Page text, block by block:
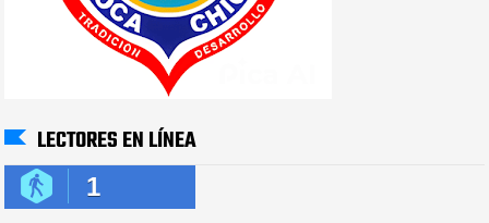
LECTORES EN LÍNEA
1